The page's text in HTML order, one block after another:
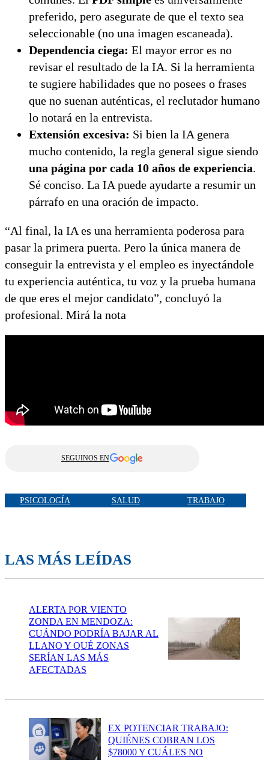
preferido, pero asegurate de que el texto sea
seleccionable (no una imagen escaneada).
Dependencia ciega: El mayor error es no
revisar el resultado de la IA. Si la herramienta
te sugiere habilidades que no posees o frases
que no suenan auténticas, el reclutador humano
lo notará en la entrevista.
Extensión excesiva: Si bien la IA genera
mucho contenido, la regla general sigue siendo
una página por cada 10 años de experiencia.
Sé conciso. La IA puede ayudarte a resumir un
párrafo en una oración de impacto.
“Al final, la IA es una herramienta poderosa para
pasar la primera puerta. Pero la única manera de
conseguir la entrevista y el empleo es inyectándole
tu experiencia auténtica, tu voz y la prueba humana
de que eres el mejor candidato”, concluyó la
profesional. Mirá la nota
SEGUINOS EN
PSICOLOGÍA SALUD TRABAJO
LAS MÁS LEÍDAS
ALERTA POR VIENTO
ZONDA EN MENDOZA:
CUÁNDO PODRÍA BAJAR AL
LLANO Y QUÉ ZONAS
SERÍAN LAS MÁS
AFECTADAS
EX POTENCIAR TRABAJO:
QUIÉNES COBRAN LOS
$78000 Y CUÁLES NO